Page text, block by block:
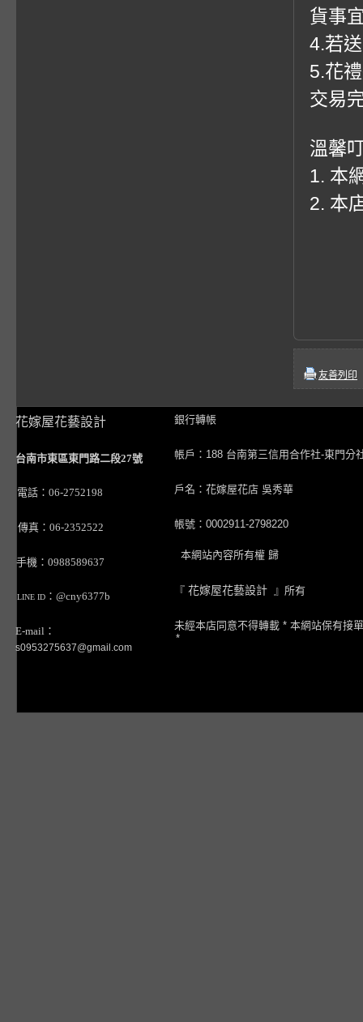
貨事
4.若
5.花
交易
溫馨
1. 本
2. 本
友善列印
花嫁屋花藝設計
台南市東區東門路二段27號
電話：06-2752198
傳真：06-2352522
手機：0988589637
LINE ID ：@cny6377b
E-mail：
s0953275637@gmail.com
銀行轉帳
帳戶：188 台南第三信用合作社-東門分
戶名：花嫁屋花店 吳秀華
帳號：0002911-2798220
本網站內容所有權 歸
『 花嫁屋花藝設計 』所有
未經本店同意不得轉載 * 本網站保有接
*